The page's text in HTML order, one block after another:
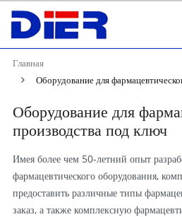
Главная
Оборудование для
Оборудование для
производства под ключ
Имея более чем 50-летний опыт
фармацевтического оборудования,
предоставить различные типы
заказ, а также комплексную